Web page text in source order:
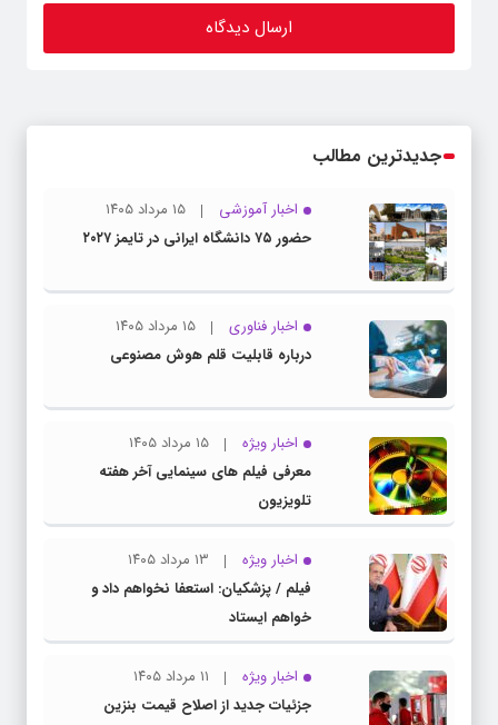
جدیدترین مطالب
اخبار آموزشی
۱۵ مرداد ۱۴۰۵
حضور ۷۵ دانشگاه ایرانی در تایمز ۲۰۲۷
اخبار فناوری
۱۵ مرداد ۱۴۰۵
درباره قابلیت قلم هوش مصنوعی
اخبار ویژه
۱۵ مرداد ۱۴۰۵
معرفی فیلم های سینمایی آخر هفته
تلویزیون
اخبار ویژه
۱۳ مرداد ۱۴۰۵
فیلم / پزشکیان: استعفا نخواهم داد و
خواهم ایستاد
اخبار ویژه
۱۱ مرداد ۱۴۰۵
جزئیات جدید از اصلاح قیمت بنزین